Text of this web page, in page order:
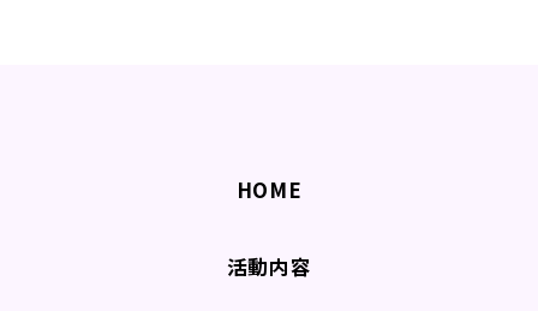
HOME
活動内容